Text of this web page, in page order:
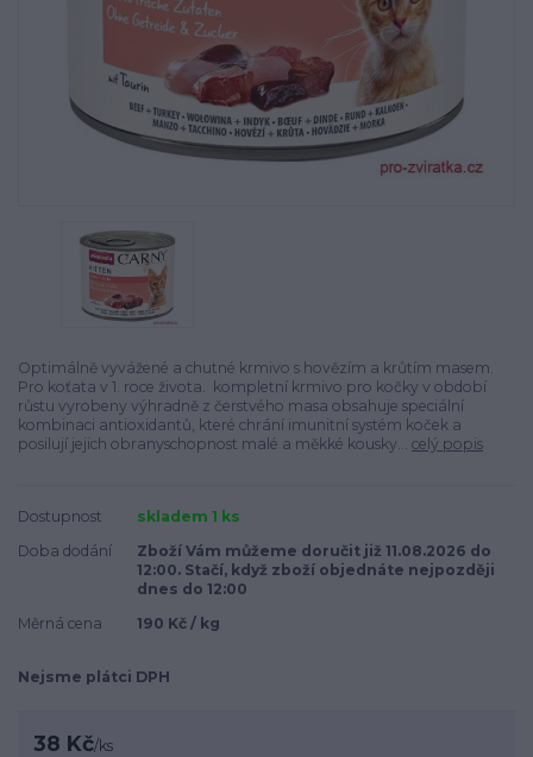
Optimálně vyvážené a chutné krmivo s hovězím a krůtím masem.
Pro koťata v 1. roce života. kompletní krmivo pro kočky v období
růstu vyrobeny výhradně z čerstvého masa obsahuje speciální
kombinaci antioxidantů, které chrání imunitní systém koček a
posilují jejich obranyschopnost malé a měkké kousky... celý popis
Dostupnost
skladem 1 ks
Doba dodání
Zboží Vám můžeme doručit již 11.08.2026 do
12:00. Stačí, když zboží objednáte nejpozději
dnes do 12:00
Měrná cena
190 Kč / kg
Nejsme plátci DPH
38 Kč/ks